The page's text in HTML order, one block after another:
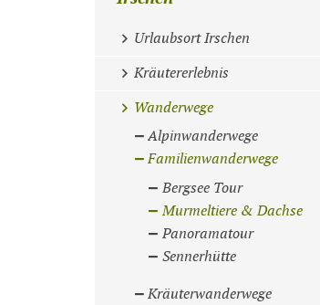
Urlaubsort Irschen
Kräutererlebnis
Wanderwege
Alpinwanderwege
Familienwanderwege
Bergsee Tour
Murmeltiere & Dachse
Panoramatour
Sennerhütte
Kräuterwanderwege